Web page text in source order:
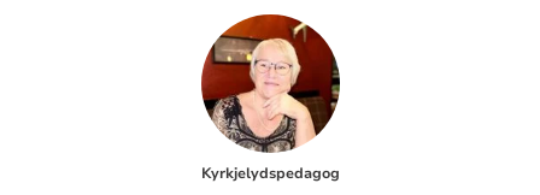
Kyrkjelydspedagog